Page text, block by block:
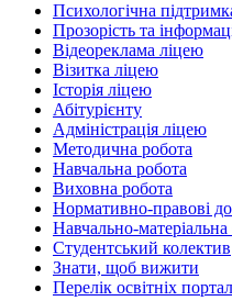
Психологічна
Прозорість та
Відеореклама ліцею
Візитка ліцею
Історія ліцею
Абітурієнту
Адміністрація ліцею
Методична робота
Навчальна робота
Виховна робота
Нормативно-правові
Навчально-матеріальна
Студентський колектив
Знати, щоб вижити
Перелік освітніх